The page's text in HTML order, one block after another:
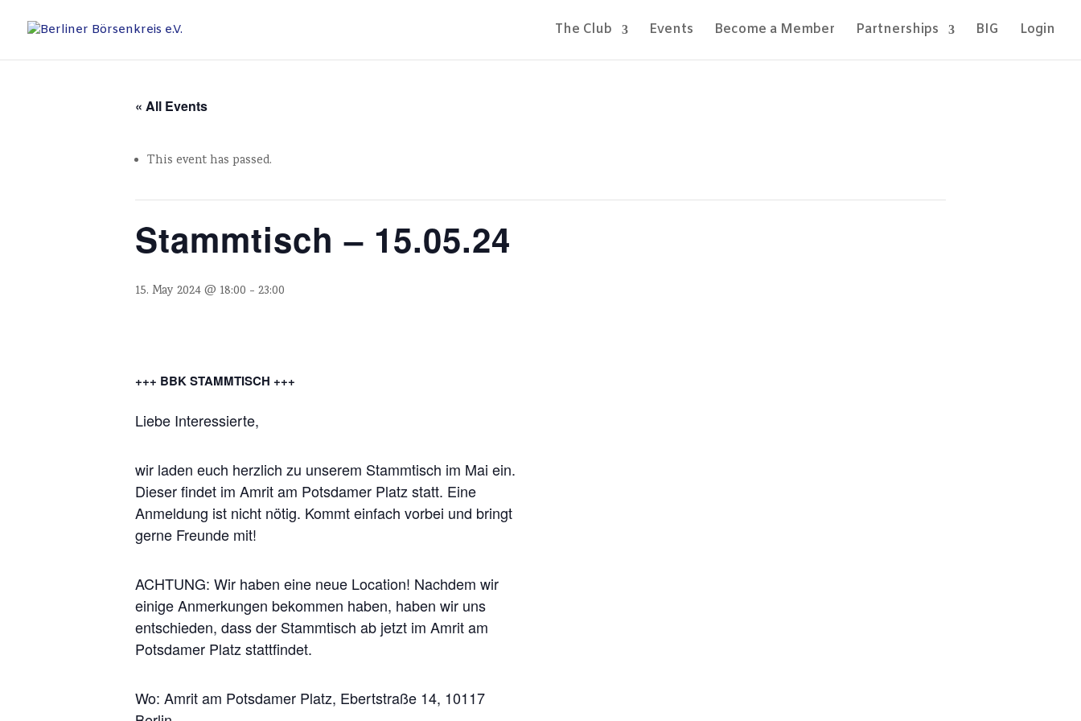
The Club Events Become a Member Partnerships BIG Login
« All Events
This event has passed.
Stammtisch – 15.05.24
15. May 2024 @ 18:00 - 23:00
+++ BBK STAMMTISCH +++
Liebe Interessierte,
wir laden euch herzlich zu unserem Stammtisch im Mai ein.
Dieser findet im Amrit am Potsdamer Platz statt. Eine
Anmeldung ist nicht nötig. Kommt einfach vorbei und bringt
gerne Freunde mit!
ACHTUNG: Wir haben eine neue Location! Nachdem wir
einige Anmerkungen bekommen haben, haben wir uns
entschieden, dass der Stammtisch ab jetzt im Amrit am
Potsdamer Platz stattfindet.
Wo: Amrit am Potsdamer Platz, Ebertstraße 14, 10117